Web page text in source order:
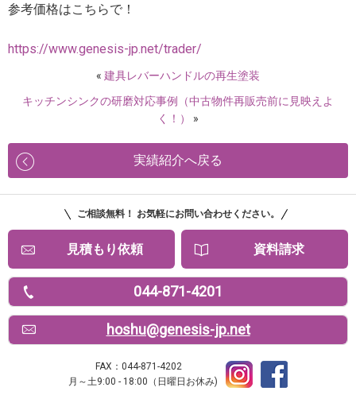
参考価格はこちらで！
https://www.genesis-jp.net/trader/
« 建具レバーハンドルの再生塗装
キッチンシンクの研磨対応事例（中古物件再販売前に見映えよ
く！）
»
実績紹介へ戻る
ご相談無料！ お気軽にお問い合わせください。
見積もり依頼 資料請求
044-871-4201
hoshu@genesis-jp.net
FAX：044-871-4202
月～土9:00 - 18:00（日曜日お休み)